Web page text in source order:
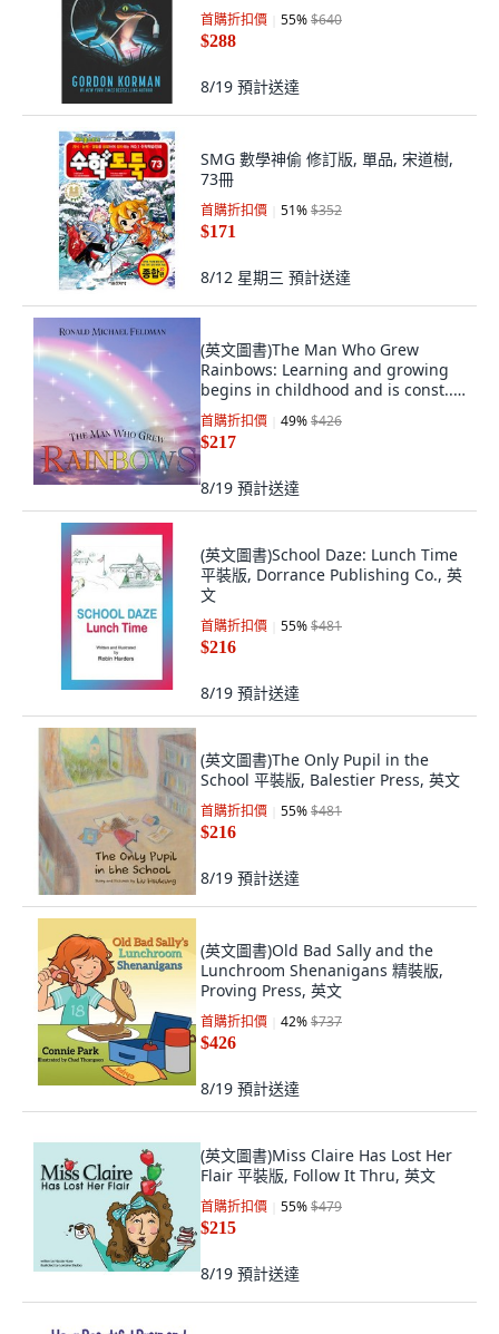
首購折扣價 55%$640
$288
8/19 預計送達
SMG 數學神偷 修訂版, 單品, 宋道樹,
73冊
首購折扣價 51%$352
$171
8/12 星期三 預計送達
(英文圖書)The Man Who Grew
Rainbows: Learning and growing
begins in childhood and is const...
平裝版, Independently Published,
英文
首購折扣價 49%$426
$217
8/19 預計送達
(英文圖書)School Daze: Lunch Time
平裝版, Dorrance Publishing Co., 英
文
首購折扣價 55%$481
$216
8/19 預計送達
(英文圖書)The Only Pupil in the
School 平裝版, Balestier Press, 英文
首購折扣價 55%$481
$216
8/19 預計送達
(英文圖書)Old Bad Sally and the
Lunchroom Shenanigans 精裝版,
Proving Press, 英文
首購折扣價 42%$737
$426
8/19 預計送達
(英文圖書)Miss Claire Has Lost Her
Flair 平裝版, Follow It Thru, 英文
首購折扣價 55%$479
$215
8/19 預計送達